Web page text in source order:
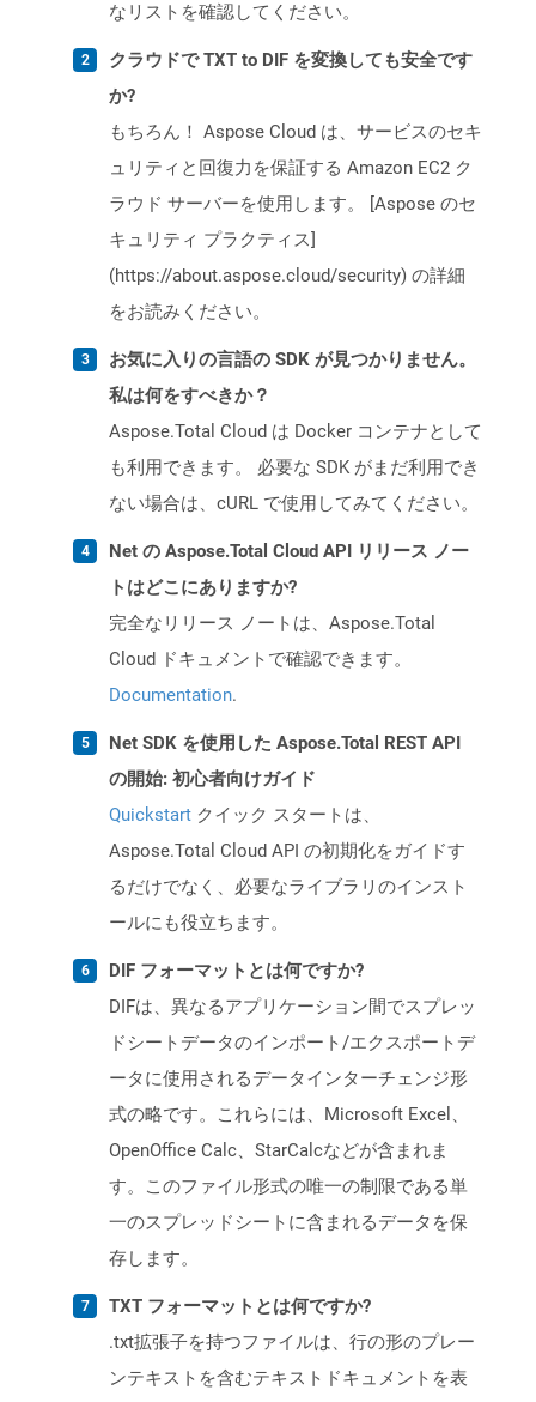
なリストを確認してください。
クラウドで TXT to DIF を変換しても安全です
か?
もちろん！ Aspose Cloud は、サービスのセキ
ュリティと回復力を保証する Amazon EC2 ク
ラウド サーバーを使用します。 [Aspose のセ
キュリティ プラクティス]
(https://about.aspose.cloud/security) の詳細
をお読みください。
お気に入りの言語の SDK が見つかりません。
私は何をすべきか？
Aspose.Total Cloud は Docker コンテナとして
も利用できます。 必要な SDK がまだ利用でき
ない場合は、cURL で使用してみてください。
Net の Aspose.Total Cloud API リリース ノー
トはどこにありますか?
完全なリリース ノートは、Aspose.Total
Cloud ドキュメントで確認できます。
Documentation.
Net SDK を使用した Aspose.Total REST API
の開始: 初心者向けガイド
Quickstart クイック スタートは、
Aspose.Total Cloud API の初期化をガイドす
るだけでなく、必要なライブラリのインスト
ールにも役立ちます。
DIF フォーマットとは何ですか?
DIFは、異なるアプリケーション間でスプレッ
ドシートデータのインポート/エクスポートデ
ータに使用されるデータインターチェンジ形
式の略です。これらには、Microsoft Excel、
OpenOffice Calc、StarCalcなどが含まれま
す。このファイル形式の唯一の制限である単
一のスプレッドシートに含まれるデータを保
存します。
TXT フォーマットとは何ですか?
.txt拡張子を持つファイルは、行の形のプレー
ンテキストを含むテキストドキュメントを表